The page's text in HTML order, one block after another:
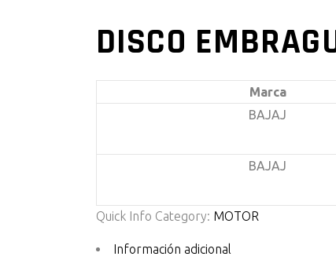
DISCO
Marca
BAJAJ
BAJAJ
Quick Info Category: MOTOR
Información adicional